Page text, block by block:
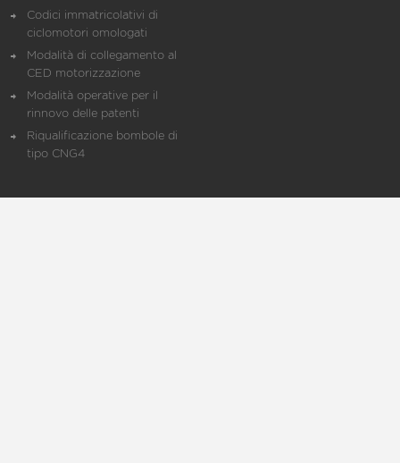
Codici immatricolativi di
ciclomotori omologati
Modalità di collegamento al
CED motorizzazione
Modalità operative per il
rinnovo delle patenti
Riqualificazione bombole di
tipo CNG4